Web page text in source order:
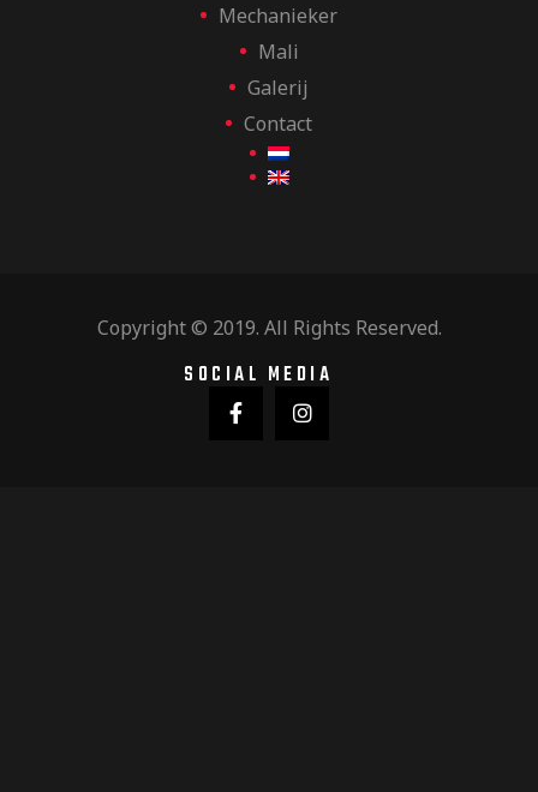
Mechanieker
Mali
Galerij
Contact
Copyright © 2019. All Rights Reserved.
SOCIAL MEDIA